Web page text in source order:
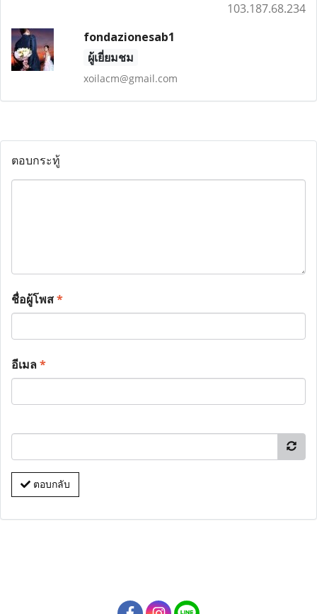
103.187.68.234
fondazionesab1
ผู้เยี่ยมชม
xoilacm@gmail.com
ตอบกระทู้
ชื่อผู้โพส*
อีเมล*
ตอบกลับ